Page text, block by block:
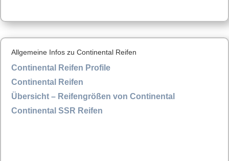
Allgemeine Infos zu Continental Reifen
Continental Reifen Profile
Continental Reifen
Übersicht – Reifengrößen von Continental
Continental SSR Reifen